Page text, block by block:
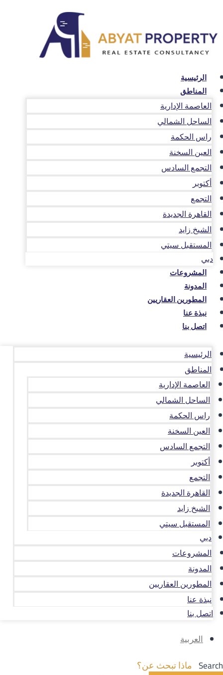
المحتوى
الرئيسية
المناطق
العاصمة الإدارية
الساحل الشمالي
راس الحكمة
العين السخنة
التجمع السادس
أكتوبر
التجمع
القاهرة الجديدة
الشيخ زايد
المستقبل سيتي
دبي
المشروعات
المدونة
المطورين العقاريين
نبذة عنا
اتصل بنا
الرئيسية
المناطق
العاصمة الإدارية
الساحل الشمالي
راس الحكمة
العين السخنة
التجمع السادس
أكتوبر
التجمع
القاهرة الجديدة
الشيخ زايد
المستقبل سيتي
دبي
المشروعات
المدونة
المطورين العقاريين
نبذة عنا
اتصل بنا
العربية
Search